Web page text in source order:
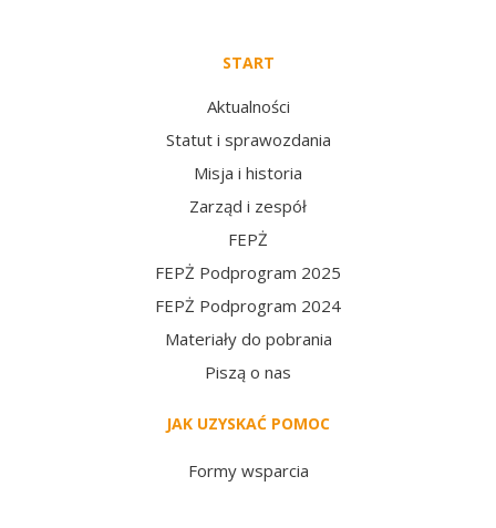
JAK UZYSKAĆ POMOC
START
Formy wsparcia
Aktualności
Statut i sprawozdania
Misja i historia
Zarząd i zespół
FEPŻ
FEPŻ Podprogram 2025
FEPŻ Podprogram 2024
Materiały do pobrania
Piszą o nas